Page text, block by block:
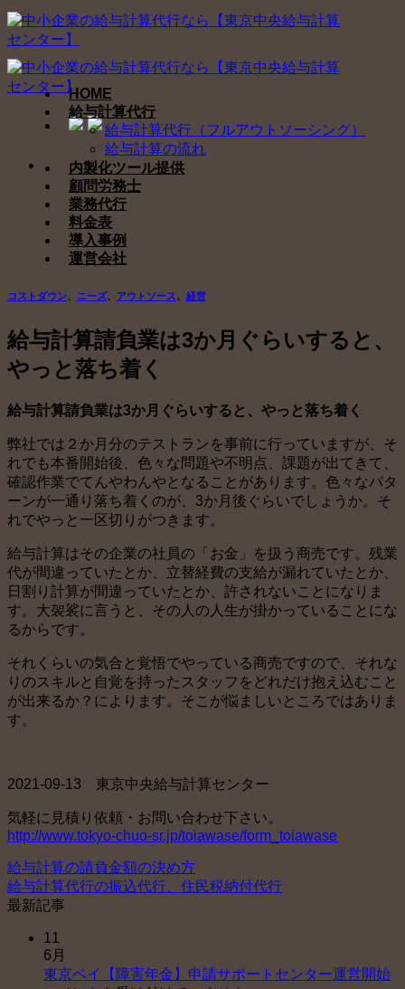
Skip
to
content
HOME
給与計算代行
給与計算代行（フルアウトソーシング）
給与計算の流れ
内製化ツール提供
顧問労務士
業務代行
料金表
導入事例
運営会社
コストダウン ニーズ、 アウトソース 経営
給与計算請負業は3か月ぐらいすると、
やっと落ち着く
給与計算請負業は3か月ぐらいすると、やっと落ち着く
弊社では２か月分のテストランを事前に行っていますが、そ
れでも本番開始後、色々な問題や不明点、課題が出てきて、
確認作業でてんやわんやとなることがあります。色々なパタ
ーンが一通り落ち着くのが、3か月後ぐらいでしょうか。そ
れでやっと一区切りがつきます。
給与計算はその企業の社員の「お金」を扱う商売です。残業
代が間違っていたとか、立替経費の支給が漏れていたとか、
日割り計算が間違っていたとか、許されないことになりま
す。大袈裟に言うと、その人の人生が掛かっていることにな
るからです。
それくらいの気合と覚悟でやっている商売ですので、それな
りのスキルと自覚を持ったスタッフをどれだけ抱え込むこと
が出来るか？によります。そこが悩ましいところではありま
す。
2021-09-13 東京中央給与計算センター
気軽に見積り依頼・お問い合わせ下さい。
http://www.tokyo-chuo-sr.jp/toiawase/form_toiawase
給与計算の請負金額の決め方
給与計算代行の振込代行、住民税納付代行
最新記事
11
6月
東京ベイ【障害年金】申請サポートセンター運営開始東